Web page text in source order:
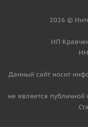
2026 ©
ИП
Данный сайт носит
не является